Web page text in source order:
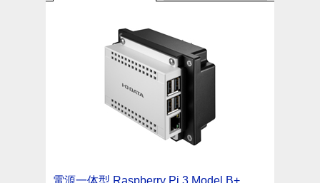
電源一体型 Raspberry Pi 3 Model B+